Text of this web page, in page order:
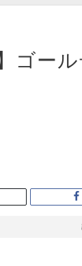
ゴー